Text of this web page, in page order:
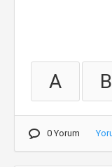
A B
0 Yorum